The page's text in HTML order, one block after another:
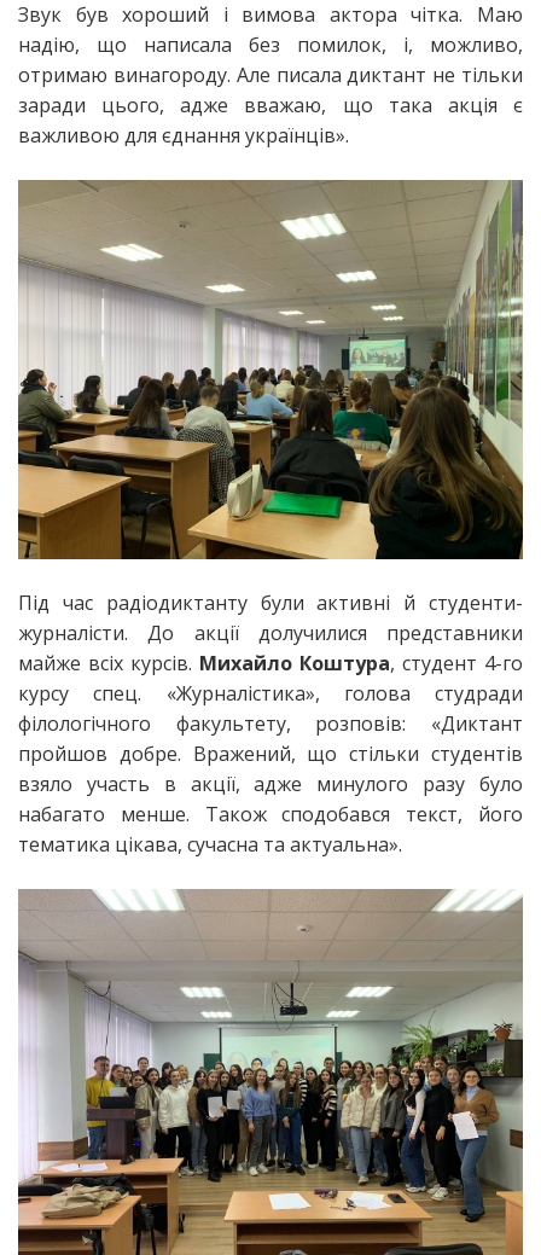
Звук був хороший і вимова актора чітка. Маю
надію, що написала без помилок, і, можливо,
отримаю винагороду. Але писала диктант не тільки
заради цього, адже вважаю, що така акція є
важливою для єднання українців».
Під час радіодиктанту були активні й студенти-
журналісти. До акції долучилися представники
майже всіх курсів. Михайло Коштура, студент 4-го
курсу спец. «Журналістика», голова студради
філологічного факультету, розповів: «Диктант
пройшов добре. Вражений, що стільки студентів
взяло участь в акції, адже минулого разу було
набагато менше. Також сподобався текст, його
тематика цікава, сучасна та актуальна».